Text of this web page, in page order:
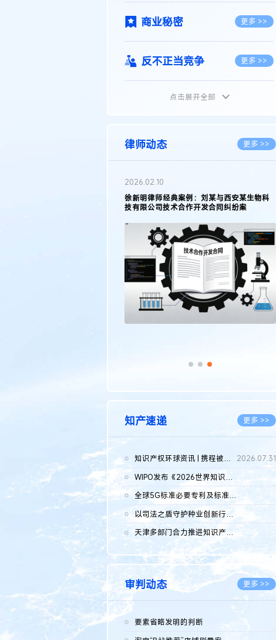
商业秘密 更多 >>
反不正当竞争 更多 >>
植物新品种
地理标志 更多 >>
集成电路布图设计
传统文化 更多 >>
点击展开全部
律师动态 更多 >>
2026.02.10
徐新明律师经典案例：刘某与西安某生物科
技有限公司技术合作开发合同纠纷案
知产速递 更多 >>
知识产权环球资讯 | 携程被市监总局罚51.79亿；瑞幸泰国商标案上...
2026.07.31
WIPO发布《2026世界知识产权报告》 含报告全文
全球5G标准必要专利及标准提案研究报告（2026年）全文发布
以司法之盾守护种业创新行稳致远
2026.08.05
天津多部门合力推进知识产权保护工作
2026.08.05
审判动态 更多 >>
要素省略发明的判断